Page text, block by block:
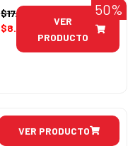
50%
$17.990
$8.995
VER
PRODUCTO
VER PRODUCTO